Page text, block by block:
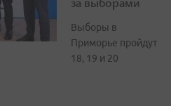
Выборы в
Приморье пройдут
18, 19 и 20